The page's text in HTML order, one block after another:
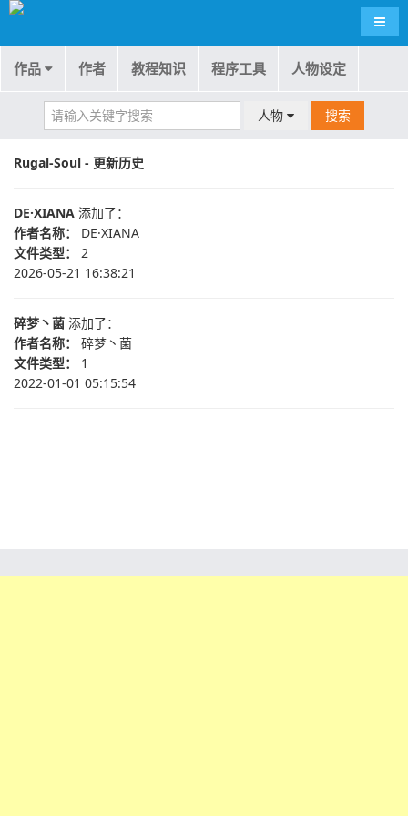
导航
作品 作者 教程知识 程序工具 人物设定
人物 搜索
Rugal-Soul - 更新历史
DE·XIANA 添加了：
作者名称： DE·XIANA
文件类型： 2
2026-05-21 16:38:21
碎梦丶菌 添加了：
作者名称： 碎梦丶菌
文件类型： 1
2022-01-01 05:15:54